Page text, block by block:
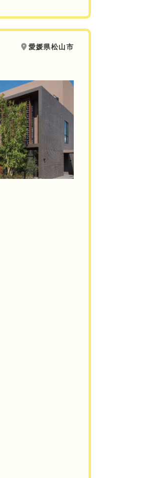
愛媛県松山市